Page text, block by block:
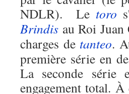
NDLR). Le toro
Brindis au Roi
charges de tanteo.
première série en
La seconde série
engagement total.